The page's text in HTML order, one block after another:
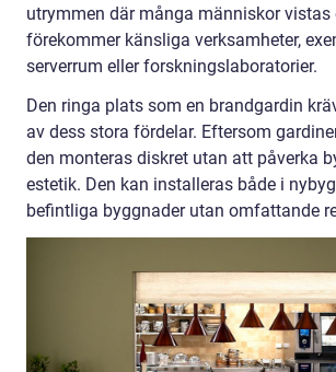
utrymmen där många människor vistas
förekommer känsliga verksamheter,
serverrum eller forskningslaboratorier.
Den ringa plats som en brandgardin
av dess stora fördelar. Eftersom
den monteras diskret utan att påverka
estetik. Den kan installeras både i
befintliga byggnader utan omfattande